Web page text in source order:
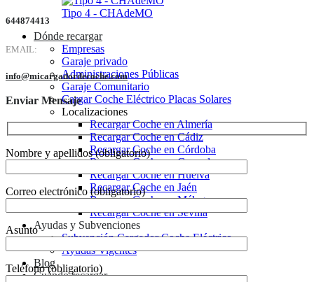
Tipo 4 - CHAdeMO
Dónde recargar
Empresas
Garaje privado
Administraciones Públicas
Garaje Comunitario
Cargar Coche Eléctrico Placas Solares
Localizaciones
Recargar Coche en Almería
Recargar Coche en Cádiz
Recargar Coche en Córdoba
Recargar Coche en Granada
Recargar Coche en Huelva
Recargar Coche en Jaén
Recargar Coche en Málaga
Recargar Coche en Sevilla
Ayudas y Subvenciones
Subvención Cargador Coche Eléctrico
Ayudas Vigentes
Blog
Cuándo recargar
644874413
EMAIL:
info@micargadordecoche.com
Enviar Mensaje
Nombre y apellidos (obligatorio)
Correo electrónico (obligatorio)
Asunto
Teléfono (obligatorio)